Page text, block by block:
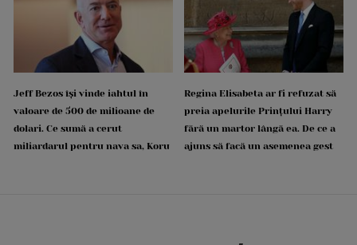
Jeff Bezos își vinde iahtul în
valoare de 500 de milioane de
dolari. Ce sumă a cerut
miliardarul pentru nava sa, Koru
Regina Elisabeta ar fi refuzat să
preia apelurile Prințului Harry
fără un martor lângă ea. De ce a
ajuns să facă un asemenea gest